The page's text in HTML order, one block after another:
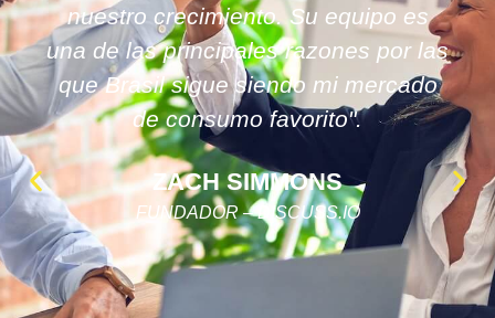
nuestro crecimiento. Su equipo es
una de las principales razones por las
que Brasil sigue siendo mi mercado
de consumo favorito".
ZACH SIMMONS
FUNDADOR – DISCUSS.IO